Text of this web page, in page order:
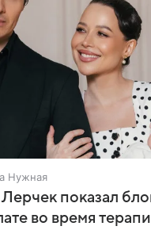
Нужная
показал
во время